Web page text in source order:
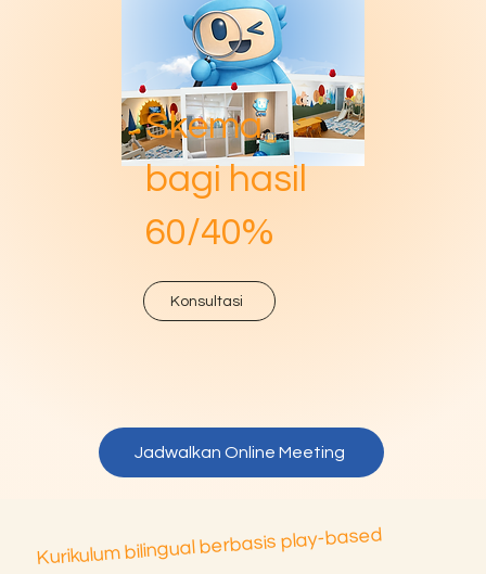
Skema
bagi hasil
60/40%
Konsultasi
Jadwalkan Online Meeting
Kurikulum bilingual berbasis play-based